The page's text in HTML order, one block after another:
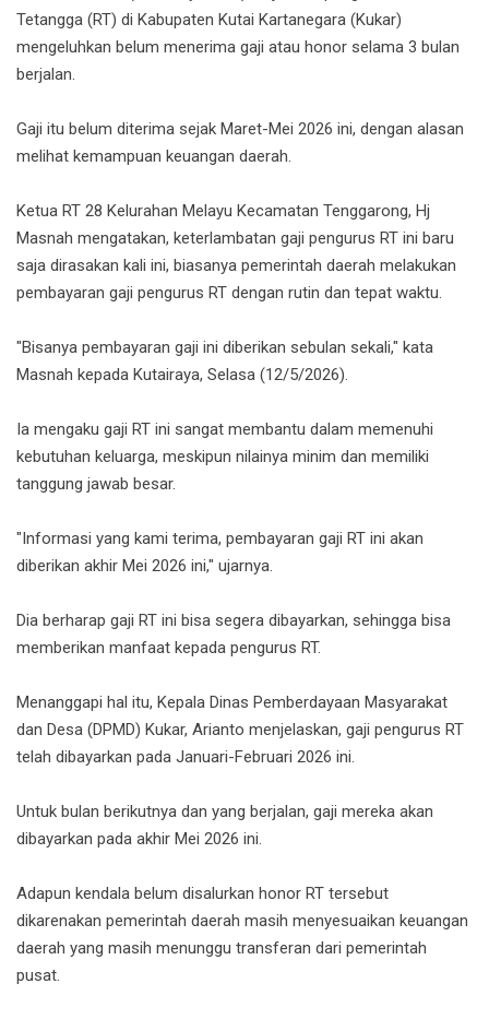
Tetangga (RT) di Kabupaten Kutai Kartanegara (Kukar)
mengeluhkan belum menerima gaji atau honor selama 3 bulan
berjalan.
Gaji itu belum diterima sejak Maret-Mei 2026 ini, dengan alasan
melihat kemampuan keuangan daerah.
Ketua RT 28 Kelurahan Melayu Kecamatan Tenggarong, Hj
Masnah mengatakan, keterlambatan gaji pengurus RT ini baru
saja dirasakan kali ini, biasanya pemerintah daerah melakukan
pembayaran gaji pengurus RT dengan rutin dan tepat waktu.
"Bisanya pembayaran gaji ini diberikan sebulan sekali," kata
Masnah kepada Kutairaya, Selasa (12/5/2026).
Ia mengaku gaji RT ini sangat membantu dalam memenuhi
kebutuhan keluarga, meskipun nilainya minim dan memiliki
tanggung jawab besar.
"Informasi yang kami terima, pembayaran gaji RT ini akan
diberikan akhir Mei 2026 ini," ujarnya.
Dia berharap gaji RT ini bisa segera dibayarkan, sehingga bisa
memberikan manfaat kepada pengurus RT.
Menanggapi hal itu, Kepala Dinas Pemberdayaan Masyarakat
dan Desa (DPMD) Kukar, Arianto menjelaskan, gaji pengurus RT
telah dibayarkan pada Januari-Februari 2026 ini.
Untuk bulan berikutnya dan yang berjalan, gaji mereka akan
dibayarkan pada akhir Mei 2026 ini.
Adapun kendala belum disalurkan honor RT tersebut
dikarenakan pemerintah daerah masih menyesuaikan keuangan
daerah yang masih menunggu transferan dari pemerintah
pusat.